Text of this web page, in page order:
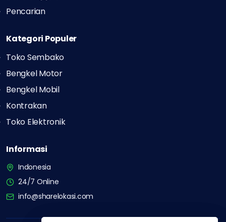
Pencarian
Kategori Populer
Toko Sembako
Bengkel Motor
Bengkel Mobil
Kontrakan
Toko Elektronik
Informasi
Indonesia
24/7 Online
info@sharelokasi.com